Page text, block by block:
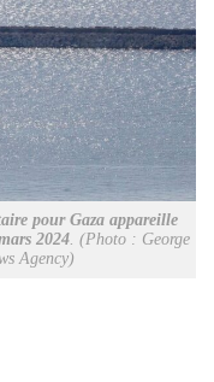
pour Gaza appareille
2024. (Photo : George
Agency)